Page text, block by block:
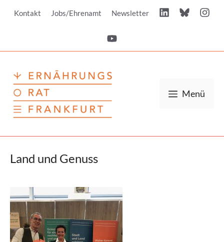
InhaltKontakt Jobs/Ehrenamt Newsletter
Menü
Land und Genuss